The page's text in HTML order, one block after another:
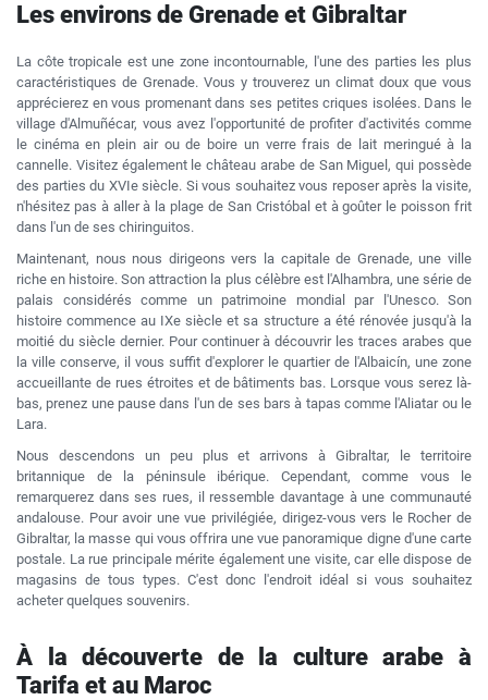
Les environs de Grenade et Gibraltar
La côte tropicale est une zone incontournable, l'une des parties les plus
caractéristiques de Grenade. Vous y trouverez un climat doux que vous
apprécierez en vous promenant dans ses petites criques isolées. Dans le
village d'Almuñécar, vous avez l'opportunité de profiter d'activités comme
le cinéma en plein air ou de boire un verre frais de lait meringué à la
cannelle. Visitez également le château arabe de San Miguel, qui possède
des parties du XVIe siècle. Si vous souhaitez vous reposer après la visite,
n'hésitez pas à aller à la plage de San Cristóbal et à goûter le poisson frit
dans l'un de ses chiringuitos.
Maintenant, nous nous dirigeons vers la capitale de Grenade, une ville
riche en histoire. Son attraction la plus célèbre est l'Alhambra, une série de
palais considérés comme un patrimoine mondial par l'Unesco. Son
histoire commence au IXe siècle et sa structure a été rénovée jusqu'à la
moitié du siècle dernier. Pour continuer à découvrir les traces arabes que
la ville conserve, il vous suffit d'explorer le quartier de l'Albaicín, une zone
accueillante de rues étroites et de bâtiments bas. Lorsque vous serez là-
bas, prenez une pause dans l'un de ses bars à tapas comme l'Aliatar ou le
Lara.
Nous descendons un peu plus et arrivons à Gibraltar, le territoire
britannique de la péninsule ibérique. Cependant, comme vous le
remarquerez dans ses rues, il ressemble davantage à une communauté
andalouse. Pour avoir une vue privilégiée, dirigez-vous vers le Rocher de
Gibraltar, la masse qui vous offrira une vue panoramique digne d'une carte
postale. La rue principale mérite également une visite, car elle dispose de
magasins de tous types. C'est donc l'endroit idéal si vous souhaitez
acheter quelques souvenirs.
À la découverte de la culture arabe à
Tarifa et au Maroc